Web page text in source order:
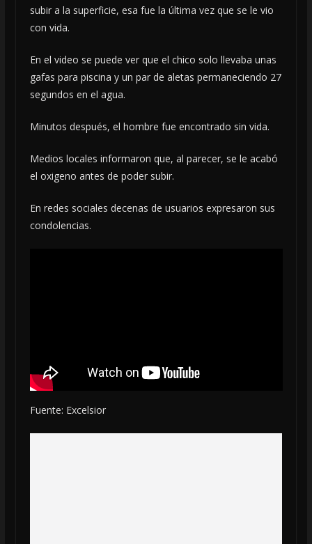
subir a la superficie, esa fue la última vez que se le vio
con vida.
En el video se puede ver que el chico solo llevaba unas
gafas para piscina y un par de aletas permaneciendo 27
segundos en el agua.
Minutos después, el hombre fue encontrado sin vida.
Medios locales informaron que, al parecer, se le acabó
el oxigeno antes de poder subir.
En redes sociales decenas de usuarios expresaron sus
condolencias.
Fuente: Excelsior